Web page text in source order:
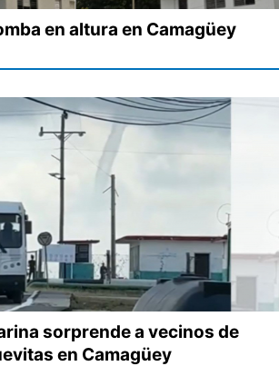
en altura en Camagüey
sorprende a vecinos de
en Camagüey